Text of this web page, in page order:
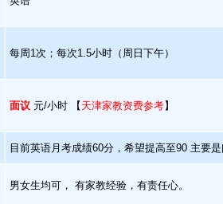
每周1次；每次1.5小时（周日下午）
面议 元/小时 【 天津家教资费参考】
目前英语月考成绩60分，希望提高至90 主要
男女生均可， 有家教经验，有责任心。